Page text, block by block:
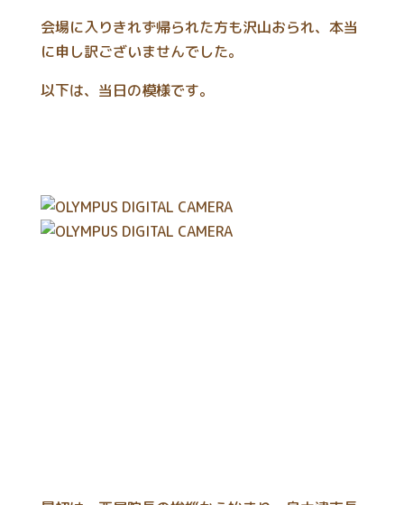
会場に入りきれず帰られた方も沢山おられ、本当
に申し訳ございませんでした。
以下は、当日の模様です。